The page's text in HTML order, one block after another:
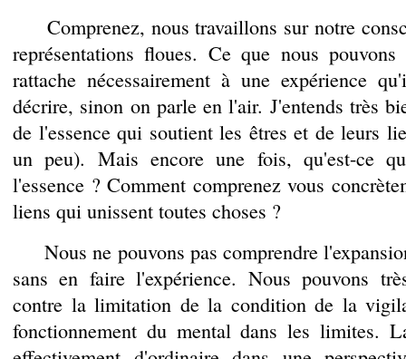
Comprenez, nous travaillons sur notre
représentations floues. Ce que nous
rattache nécessairement à une expérience
décrire, sinon on parle en l'air. J'entends très
de l'essence qui soutient les êtres et de leurs
un peu). Mais encore une fois, qu'est-ce
l'essence ? Comment comprenez vous
liens qui unissent toutes choses ?
Nous ne pouvons pas comprendre
sans en faire l'expérience. Nous pouvons
contre la limitation de la condition de la
fonctionnement du mental dans les limites.